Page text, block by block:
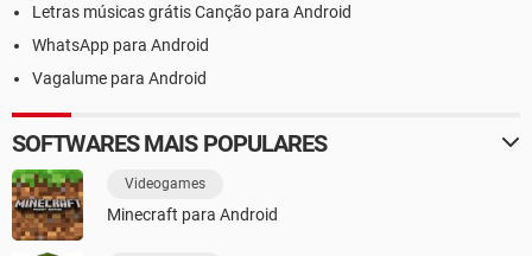
Letras músicas grátis Canção para Android
WhatsApp para Android
Vagalume para Android
SOFTWARES MAIS POPULARES
Videogames
Minecraft para Android